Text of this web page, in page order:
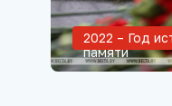
2022 – Год
памяти